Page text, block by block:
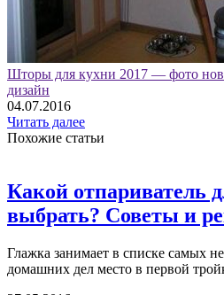
Шторы для кухни 2017 — фото
дизайн
04.07.2016
Читать далее
Похожие статьи
Какой отпариватель
выбрать? Советы и
Глажка занимает в списке самых
домашних дел место в первой